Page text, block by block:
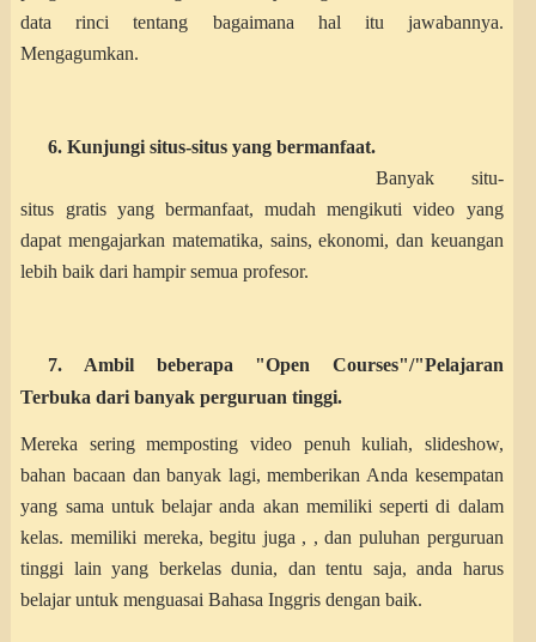
data rinci tentang bagaimana hal itu jawabannya.
Mengagumkan.
6. Kunjungi situs-situs yang bermanfaat.
Banyak situ-
situs gratis yang bermanfaat, mudah mengikuti video yang
dapat mengajarkan matematika, sains, ekonomi, dan keuangan
lebih baik dari hampir semua profesor.
7. Ambil beberapa "Open Courses"/"Pelajaran
Terbuka dari banyak perguruan tinggi.
Mereka sering memposting video penuh kuliah, slideshow,
bahan bacaan dan banyak lagi, memberikan Anda kesempatan
yang sama untuk belajar anda akan memiliki seperti di dalam
kelas.memiliki mereka, begitu juga , , dan puluhan perguruan
tinggi lain yang berkelas dunia, dan tentu saja, anda harus
belajar untuk menguasai Bahasa Inggris dengan baik.